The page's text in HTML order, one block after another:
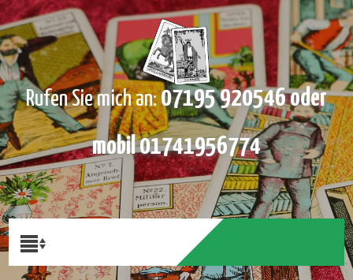
Rufen Sie mich an:07195 920546 oder
mobil 01741956774